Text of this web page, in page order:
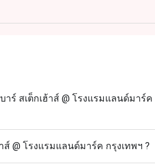
ร์ สเต็กเฮ้าส์ @ โรงแรมแลนด์มาร์ค
@ โรงแรมแลนด์มาร์ค กรุงเทพฯ ?